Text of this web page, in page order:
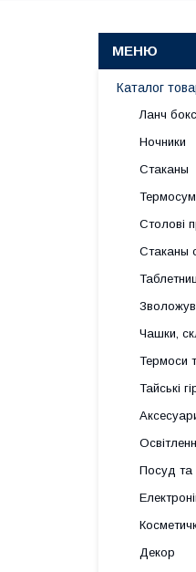
Каталог
Ланч
Ночники
Стаканы
Столові
Стаканы
Чашки,
Термоси
Тайські
Посуд та
Декор